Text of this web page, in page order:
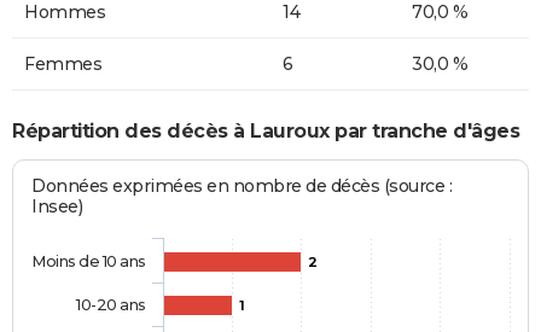
Hommes 14 70,0 %
Femmes 6 30,0 %
Répartition des décès à Lauroux par tranche d'âges
Données exprimées en nombre de décès (source :
Insee)
2
1
Moins de 10 ans
10-20 ans